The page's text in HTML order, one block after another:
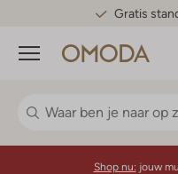
Gratis
Menu
Shop nu: jouw